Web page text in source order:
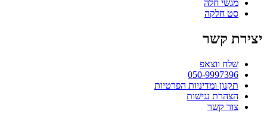
מגשי חלה
סט חלקה
יצירת קשר
שלח ווצאפ
050-9997396
תקנון ומדיניות הפרטיות
הצהרת נגישות
צור קשר